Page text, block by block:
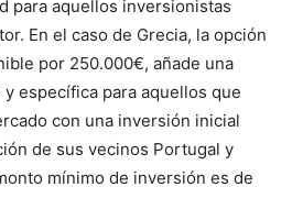
para aquellos inversionistas
En el caso de Grecia, la opción
por 250.000€, añade una
específica para aquellos que
con una inversión inicial
de sus vecinos Portugal y
mínimo de inversión es de